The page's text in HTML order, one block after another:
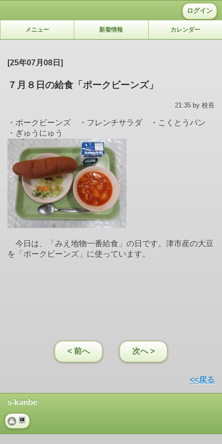
ログイン
メニュー 新着情報 カレンダー
[25年07月08日]
７月８日の給食「ポークビーンズ」
21:35 by 校長
・ポークビーンズ ・フレンチサラダ ・こくとうパン
・ぎゅうにゅう
今日は、「みえ地物一番給食」の日です。津市産の大豆
を「ポークビーンズ」に使っています。
< 前へ 次へ >
<<戻る
s-kanbe